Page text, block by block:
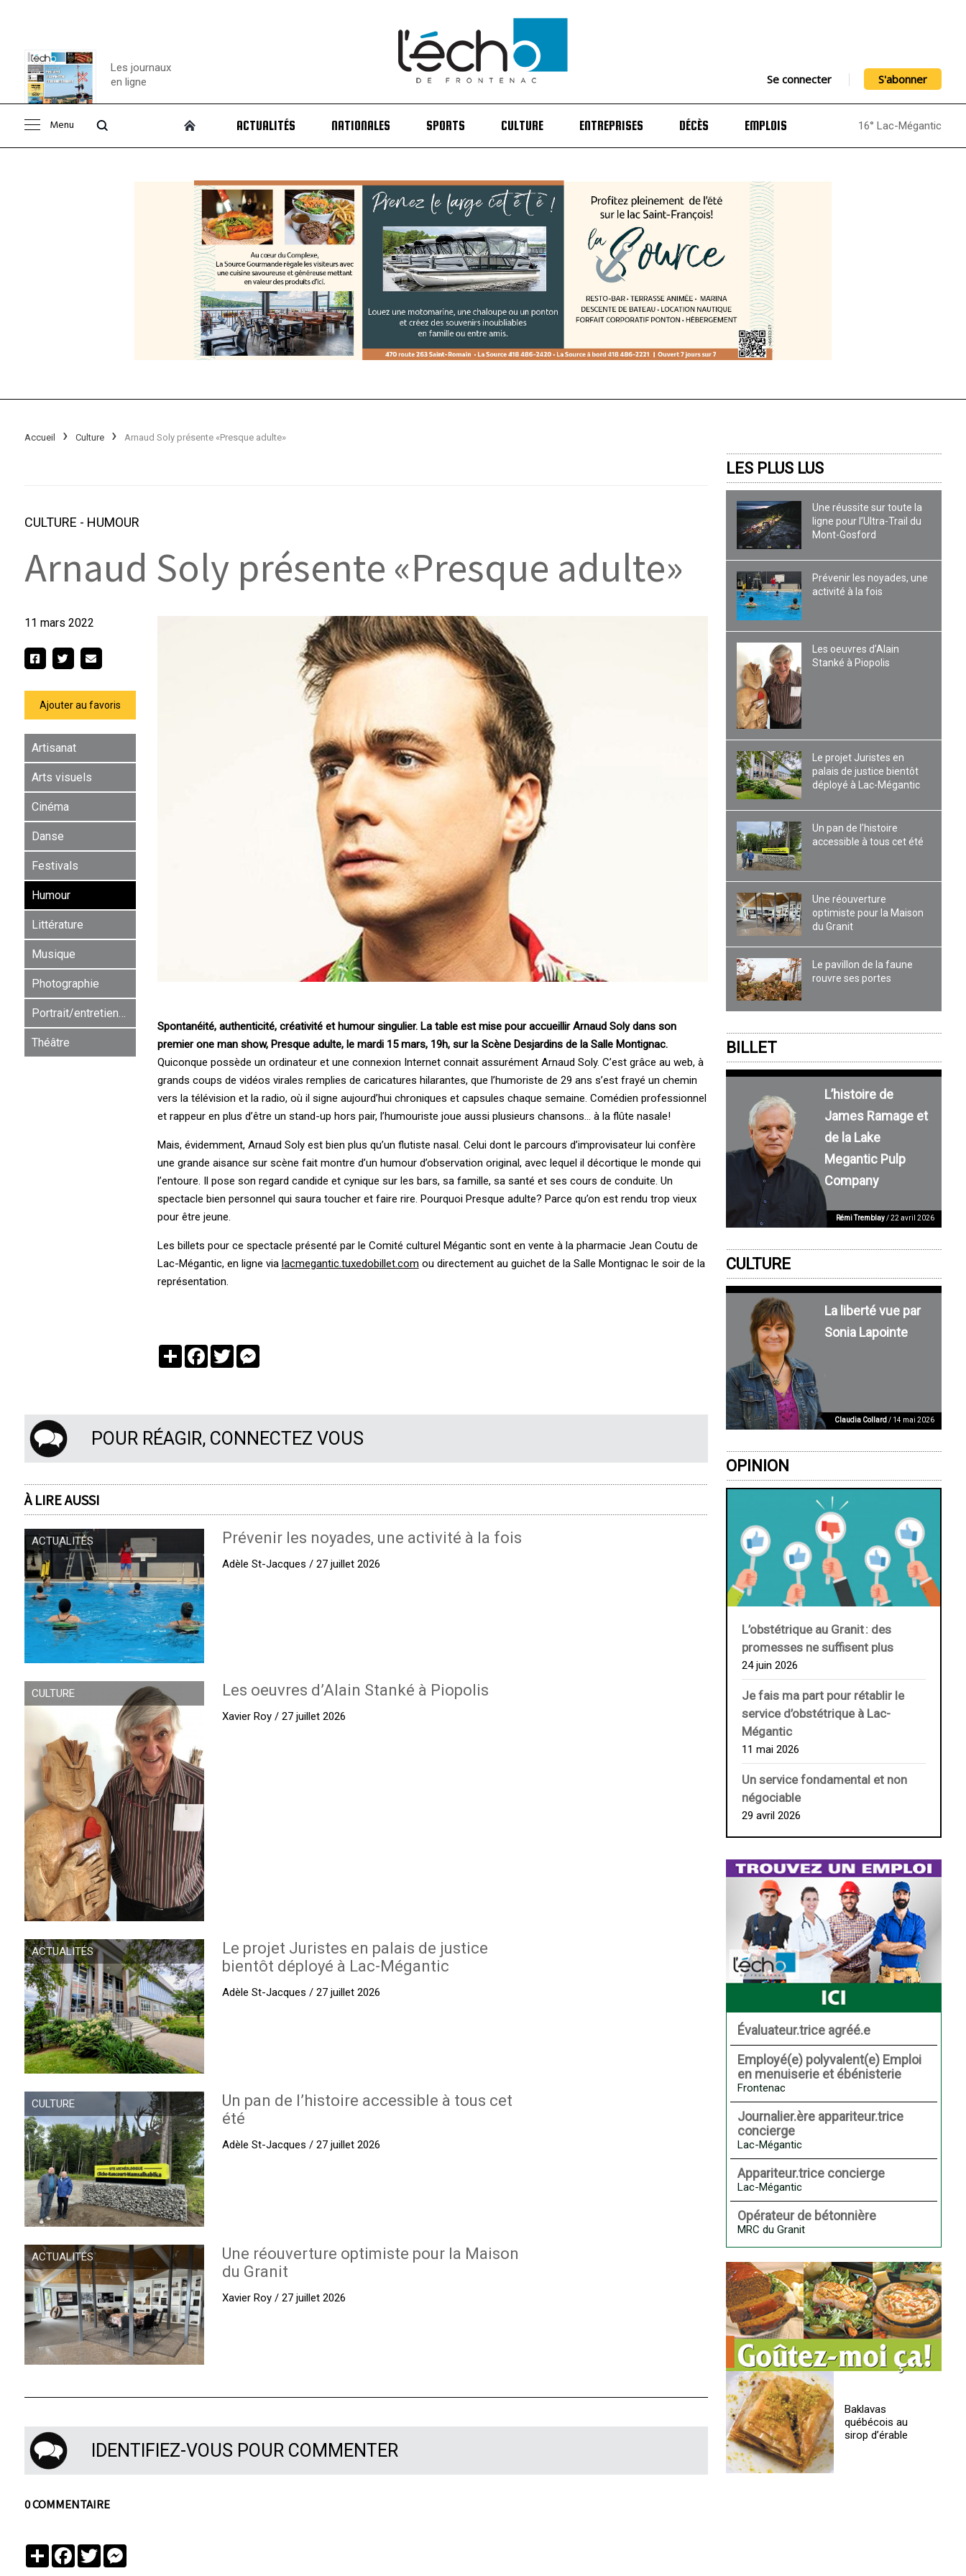
Consulter le
Les journaux
en ligne
Se connecter S'abonner
Menu ACTUALITÉS NATIONALES SPORTS CULTURE ENTREPRISES DÉCÈS EMPLOIS 16° Lac-Mégantic
Accueil Culture Arnaud Soly présente «Presque adulte»
CULTURE - HUMOUR
Arnaud Soly présente «Presque adulte»
11 mars 2022
Ajouter au favoris
Artisanat
Arts visuels
Cinéma
Danse
Festivals
Humour
Littérature
Musique
Photographie
Portrait/entretien/rencontre
Théâtre
Spontanéité, authenticité, créativité et humour singulier. La table est mise pour accueillir Arnaud Soly dans son
premier one man show, Presque adulte, le mardi 15 mars, 19h, sur la Scène Desjardins de la Salle Montignac.
Quiconque possède un ordinateur et une connexion Internet connait assurément Arnaud Soly. C’est grâce au web, à
grands coups de vidéos virales remplies de caricatures hilarantes, que l’humoriste de 29 ans s’est frayé un chemin
vers la télévision et la radio, où il signe aujourd’hui chroniques et capsules chaque semaine. Comédien professionnel
et rappeur en plus d’être un stand-up hors pair, l’humouriste joue aussi plusieurs chansons… à la flûte nasale!
Mais, évidemment, Arnaud Soly est bien plus qu’un flutiste nasal. Celui dont le parcours d’improvisateur lui confère
une grande aisance sur scène fait montre d’un humour d’observation original, avec lequel il décortique le monde qui
l’entoure. Il pose son regard candide et cynique sur les bars, sa famille, sa santé et ses cours de conduite. Un
spectacle bien personnel qui saura toucher et faire rire. Pourquoi Presque adulte? Parce qu’on est rendu trop vieux
pour être jeune.
Les billets pour ce spectacle présenté par le Comité culturel Mégantic sont en vente à la pharmacie Jean Coutu de
Lac-Mégantic, en ligne via lacmegantic.tuxedobillet.com ou directement au guichet de la Salle Montignac le soir de la
représentation.
PartagerFacebook
TwitterMessenger
POUR RÉAGIR, CONNECTEZ VOUS
À LIRE AUSSI
ACTUALITÉS Prévenir les noyades, une activité à la fois
Adèle St-Jacques / 27 juillet 2026
CULTURE Les oeuvres d’Alain Stanké à Piopolis
Xavier Roy / 27 juillet 2026
ACTUALITÉS
Le projet Juristes en palais de justice
bientôt déployé à Lac-Mégantic
Adèle St-Jacques / 27 juillet 2026
CULTURE
Un pan de l’histoire accessible à tous cet
été
Adèle St-Jacques / 27 juillet 2026
ACTUALITÉS
Une réouverture optimiste pour la Maison
du Granit
Xavier Roy / 27 juillet 2026
IDENTIFIEZ-VOUS POUR COMMENTER
0 COMMENTAIRE
PartagerFacebook
TwitterMessenger
LES PLUS LUS
Une réussite sur toute la
ligne pour l’Ultra-Trail du
Mont-Gosford
Prévenir les noyades, une
activité à la fois
Les oeuvres d’Alain
Stanké à Piopolis
Le projet Juristes en
palais de justice bientôt
déployé à Lac-Mégantic
Un pan de l’histoire
accessible à tous cet été
Une réouverture
optimiste pour la Maison
du Granit
Le pavillon de la faune
rouvre ses portes
BILLET
L’histoire de
James Ramage et
de la Lake
Megantic Pulp
Company
Rémi Tremblay/ 22 avril 2026
CULTURE
La liberté vue par
Sonia Lapointe
Claudia Collard/ 14 mai 2026
OPINION
L’obstétrique au ­Granit : des
promesses ne suffisent plus
24 juin 2026
Je fais ma part pour rétablir le
service d’obstétrique à Lac-
Mégantic
11 mai 2026
Un service fondamental et non
négociable
29 avril 2026
Évaluateur.trice agréé.e
Employé(e) polyvalent(e) Emploi
en menuiserie et ébénisterie
Frontenac
Journalier.ère appariteur.trice
concierge
Lac-Mégantic
Appariteur.trice concierge
Lac-Mégantic
Opérateur de bétonnière
MRC du Granit
Baklavas
québécois au
sirop d’érable